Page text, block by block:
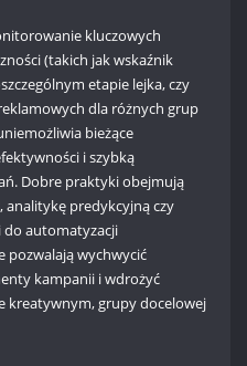
kluczowych
(takich jak wskaźnik
etapie lejka, czy
dla różnych grup
bieżące
i szybką
Dobre praktyki obejmują
analitykę predykcyjną czy
do automatyzacji
pozwalają wychwycić
kampanii i wdrożyć
kreatywnym, grupy docelowej